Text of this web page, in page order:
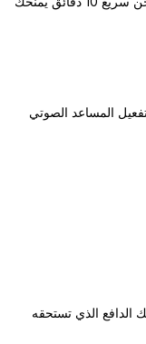
المساعد الصوتي
يمنحك الدافع الذي تستحقه